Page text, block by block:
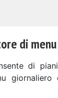
di menu
di
giornaliero